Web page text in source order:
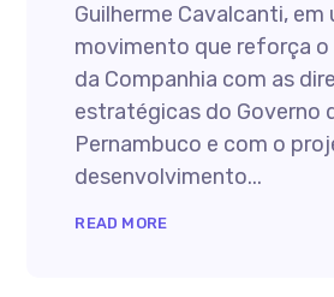
Guilherme Cavalcanti, em
movimento que reforça o
da Companhia com as
estratégicas do Governo
Pernambuco e com o
desenvolvimento...
READ MORE